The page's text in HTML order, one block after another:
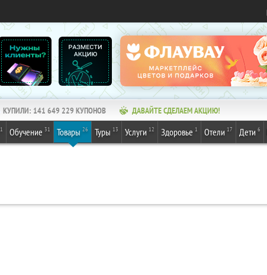
КУПИЛИ: 141 649 230 КУПОНОВ ДАВАЙТЕ СДЕЛАЕМ АКЦИЮ!
1 Обучение 31 Товары 26 Туры 13 Услуги 12 Здоровье 1 Отели 17 Дети 6